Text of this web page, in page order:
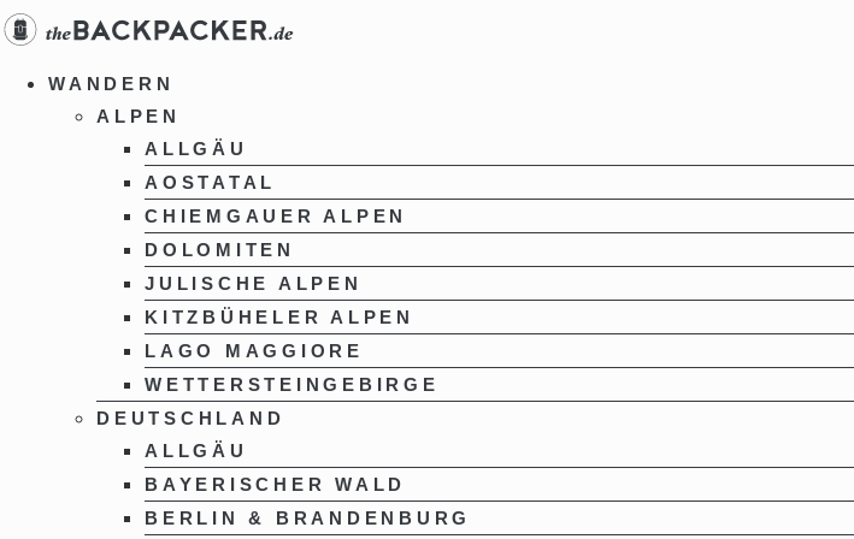
Zum
Inhalt
springenWANDERN
ALPEN
ALLGÄU
AOSTATAL
CHIEMGAUER ALPEN
DOLOMITEN
JULISCHE ALPEN
KITZBÜHELER ALPEN
LAGO MAGGIORE
WETTERSTEINGEBIRGE
DEUTSCHLAND
ALLGÄU
BAYERISCHER WALD
BERLIN & BRANDENBURG